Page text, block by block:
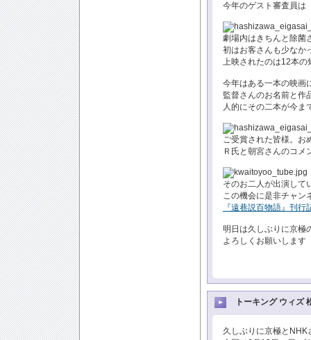
今年のゲスト審査員は
劇場内はきちんと除菌
初はお客さんも少なか
上映されたのは12本の
今年はある一本の映画
監督さんのお名前と作
人的にその二本が今ま
ご受賞された皆様。お
Ｒ氏と朝宮さんのコメ
そのお二人が出演して
この機会に是非チャン
『遠巷説百物語』刊
明日は久しぶりに京極
よろしくお願いします
トーキング ウィズ
久しぶりに京極と